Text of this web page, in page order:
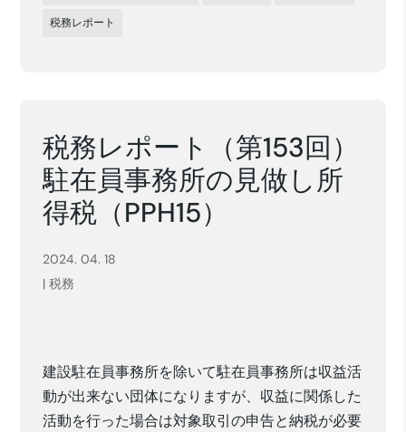
税務レポート
税務レポート（第153回）
駐在員事務所の見做し所
得税（PPH15）
2024. 04. 18
|税務
建設駐在員事務所を除いて駐在員事務所は収益活
動が出来ない団体になりますが、 収益に関係した
活動を行った場合は対象取引の申告と納税が必要